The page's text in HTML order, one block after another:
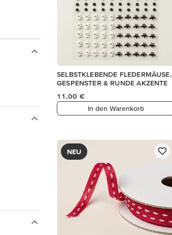
SELBSTKLEBENDE FLEDERMÄUSE,
GESPENSTER & RUNDE AKZENTE
11,00 €
In den Warenkorb
NEU